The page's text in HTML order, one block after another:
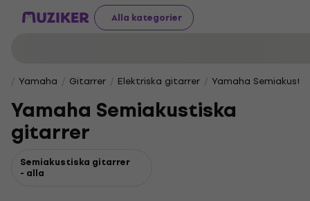
Alla kategorier
Yamaha Gitarrer Elektriska gitarrer Yamaha
Yamaha Semiakustiska
gitarrer
Semiakustiska gitarrer
- alla